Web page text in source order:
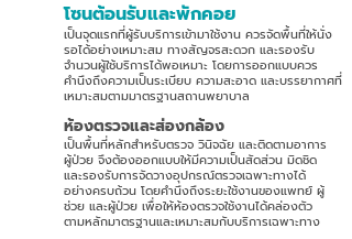
โซนต้อนรับและพักคอย
เป็นจุดแรกที่ผู้รับบริการเข้ามาใช้งาน ควรจัดพื้นที่ให้นั่ง
รอได้อย่างเหมาะสม ทางสัญจรสะดวก และรองรับ
จำนวนผู้ใช้บริการได้พอเหมาะ โดยการออกแบบควร
คำนึงถึงความเป็นระเบียบ ความสะอาด และบรรยากาศที่
เหมาะสมตามมาตรฐานสถานพยาบาล
ห้องตรวจและส่องกล้อง
เป็นพื้นที่หลักสำหรับตรวจ วินิจฉัย และติดตามอาการ
ผู้ป่วย จึงต้องออกแบบให้มีความเป็นสัดส่วน มิดชิด
และรองรับการจัดวางอุปกรณ์ตรวจเฉพาะทางได้
อย่างครบถ้วน โดยคำนึงถึงระยะใช้งานของแพทย์ ผู้
ช่วย และผู้ป่วย เพื่อให้ห้องตรวจใช้งานได้คล่องตัว
ตามหลักมาตรฐานและเหมาะสมกับบริการเฉพาะทาง